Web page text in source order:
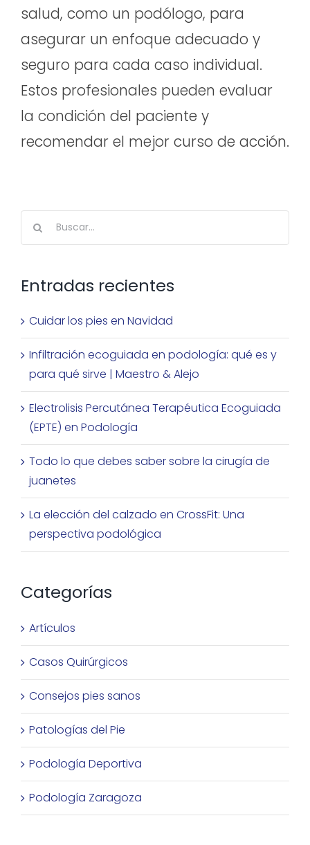
salud, como un podólogo, para
asegurar un enfoque adecuado y
seguro para cada caso individual.
Estos profesionales pueden evaluar
la condición del paciente y
recomendar el mejor curso de acción.
Entradas recientes
Cuidar los pies en Navidad
Infiltración ecoguiada en podología: qué es y
para qué sirve | Maestro & Alejo
Electrolisis Percutánea Terapéutica Ecoguiada
(EPTE) en Podología
Todo lo que debes saber sobre la cirugía de
juanetes
La elección del calzado en CrossFit: Una
perspectiva podológica
Categorías
Artículos
Casos Quirúrgicos
Consejos pies sanos
Patologías del Pie
Podología Deportiva
Podología Zaragoza